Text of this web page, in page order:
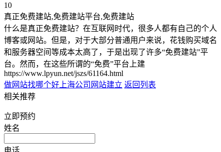
10
真正免费建站,免费建站平台,免费建站
什么是真正免费建站？在互联网时代，很多人都有自己的个人
博客或网站。但是，对于大部分普通用户来说，花钱购买域名
和服务器空间等成本太高了，于是出现了许多“免费建站”平
台。然而，在这些所谓的“免费”平台上建
https://www.lpyun.net/jszs/61164.html
做网站找哪个好 上海公司网站建立 返回列表
相关推荐
立即预约
姓名